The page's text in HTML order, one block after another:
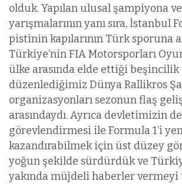
olduk. Yapılan ulusal şampiyona
yarışmalarının yanı sıra, İstanbul
pistinin kapılarının Türk sporuna
Türkiye’nin FIA Motorsporları
ülke arasında elde ettiği beşincilik
düzenlediğimiz Dünya Rallikros
organizasyonları sezonun flaş
arasındaydı. Ayrıca devletimizin
görevlendirmesi ile Formula 1’i
kazandırabilmek için üst düzey
yoğun şekilde sürdürdük ve
yakında müjdeli haberler